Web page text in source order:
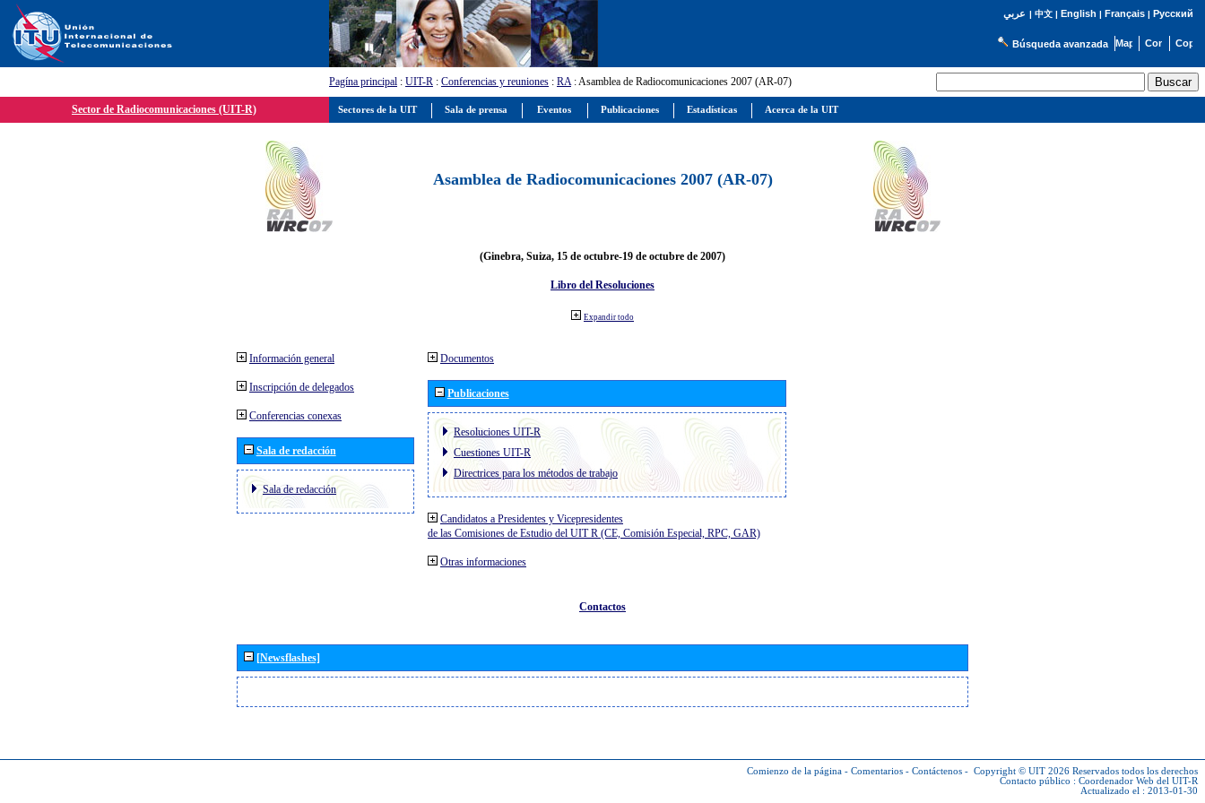
عربي | 中文| English | Français| Русский
Búsqueda avanzada
Pagína principal : UIT-R : Conferencias y reuniones : RA: Asamblea de Radiocomunicaciones 2007 (AR-07)
Sector de Radiocomunicaciones (UIT-R)
Asamblea de Radiocomunicaciones 2007 (AR-07)
(Ginebra, Suiza, 15 de octubre-19 de octubre de 2007)
Libro del Resoluciones
Expandir todo
Información general
Inscripción de delegados
Conferencias conexas
Sala de redacción
Sala de redacción
Documentos
Publicaciones
Resoluciones UIT-R
Cuestiones UIT-R
Directrices para los métodos de trabajo
Candidatos a Presidentes y Vicepresidentes
de las Comisiones de Estudio del UIT R (CE, Comisión Especial, RPC, GAR)
Otras informaciones
Contactos
[Newsflashes]
Comienzo de la página - Comentarios - Contáctenos - Copyright © UIT 2026 Reservados todos los derechos
Contacto público : Coordenador Web del UIT-R
Actualizado el : 2013-01-30
Sectores de la UIT Sala de prensa Eventos Publicaciones Estadísticas Acerca de la UIT